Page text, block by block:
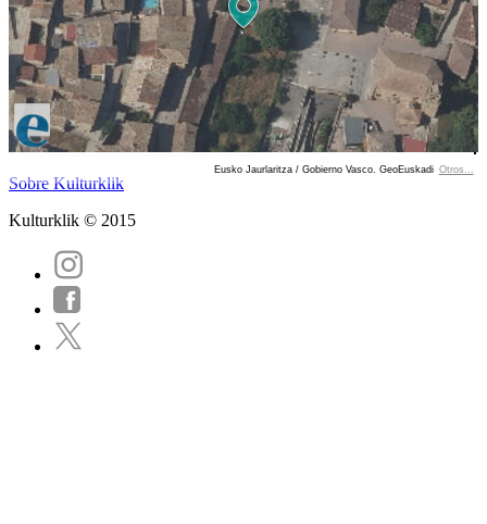
Eusko Jaurlaritza / Gobierno Vasco. GeoEuskadi Otros...
Sobre Kulturklik
Kulturklik © 2015